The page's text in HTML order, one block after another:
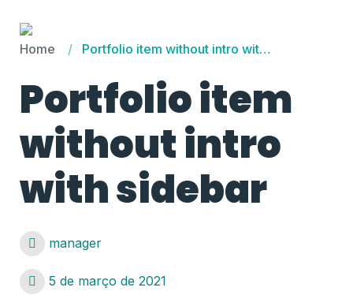
Home Portfolio item without intro with sidebar
Portfolio item
without intro
with sidebar
manager
5 de março de 2021